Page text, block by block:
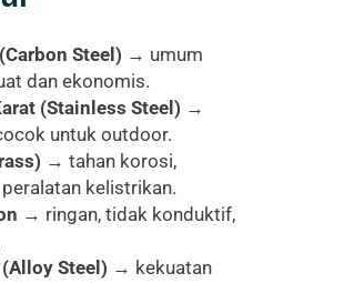
Steel) → umum
dan ekonomis.
(Stainless Steel) →
untuk outdoor.
→ tahan korosi,
kelistrikan.
→ ringan, tidak konduktif,
Steel) → kekuatan